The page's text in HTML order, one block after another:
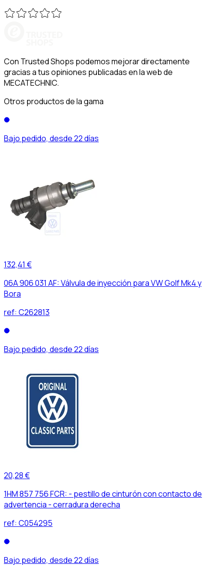
Con Trusted Shops podemos mejorar directamente
gracias a tus opiniones publicadas en la web de
MECATECHNIC.
Otros productos de la gama
Bajo pedido, desde 22 días
132,41 €
06A 906 031 AF: Válvula de inyección para VW Golf Mk4 y
Bora
ref: C262813
Bajo pedido, desde 22 días
20,28 €
1HM 857 756 FCR: - pestillo de cinturón con contacto de
advertencia - cerradura derecha
ref: C054295
Bajo pedido, desde 22 días